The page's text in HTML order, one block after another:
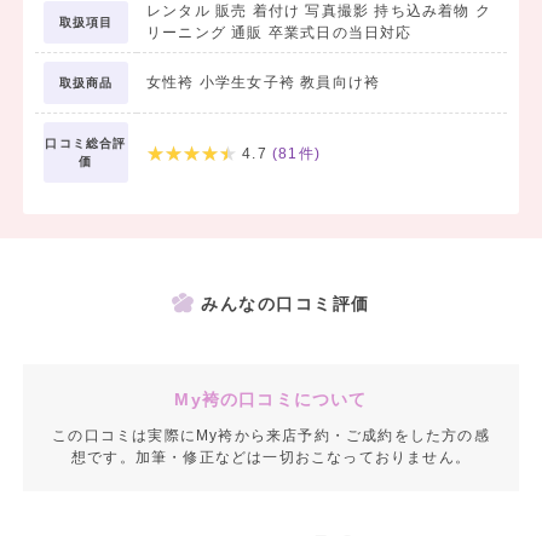
取扱項目
レンタル 販売 着付け 写真撮影 持ち込み着物 ク
リーニング 通販 卒業式日の当日対応
取扱商品 女性袴 小学生女子袴 教員向け袴
口コミ総合評
価
4.7 (81 件)
みんなの口コミ評価
My袴の口コミについて
この口コミは実際にMy袴から来店予約・ご成約をした方の感
想です。加筆・修正などは一切おこなっておりません。